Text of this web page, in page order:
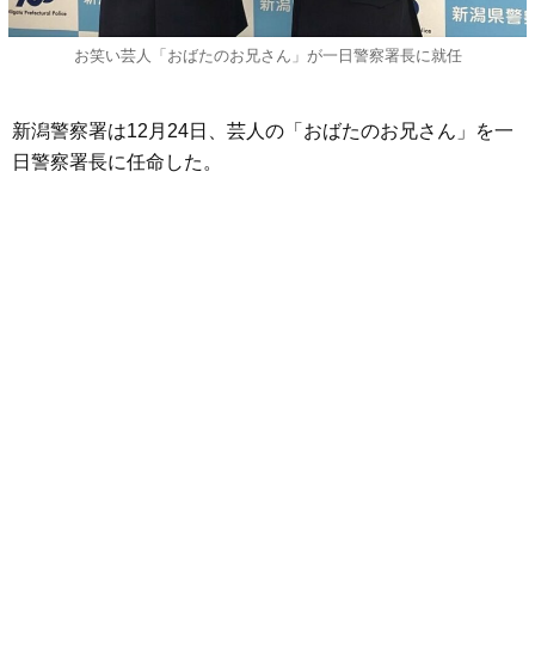
お笑い芸人「おばたのお兄さん」が一日警察署長に就任
新潟警察署は12月24日、芸人の「おばたのお兄さん」を一
日警察署長に任命した。